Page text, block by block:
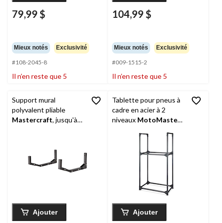
79,99 $
Mieux notés Exclusivité
#108-2045-8
Il n’en reste que 5
104,99 $
Mieux notés Exclusivité
#009-1515-2
Il n’en reste que 5
Support mural
polyvalent pliable
Mastercraft, jusqu'à
Ajouter
Tablette pour pneus à
cadre en acier à 2
niveaux MotoMaster,
Ajouter